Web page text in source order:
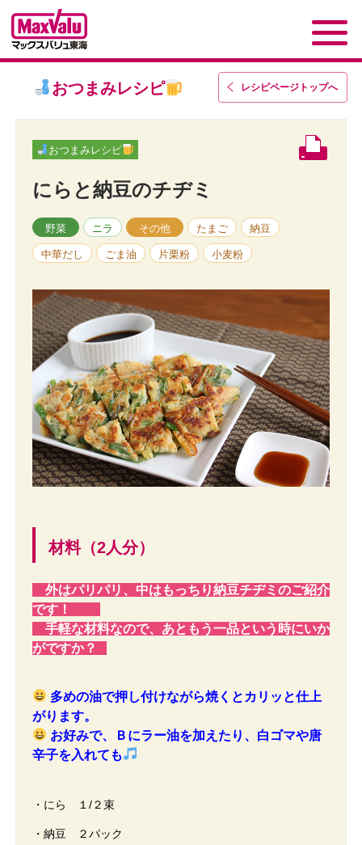
レシピページトップへ
おつまみレシピ
おつまみレシピ
にらと納豆のチヂミ
野菜 ニラ その他 たまご 納豆
中華だし ごま油 片栗粉 小麦粉
材料（2人分）
外はパリパリ、中はもっちり納豆チヂミのご紹介
です！
手軽な材料なので、あともう一品という時にいか
がですか？
多めの油で押し付けながら焼くとカリッと仕上
がります。
お好みで、Ｂにラー油を加えたり、白ゴマや唐
辛子を入れても
・にら １/２束
・納豆 ２パック